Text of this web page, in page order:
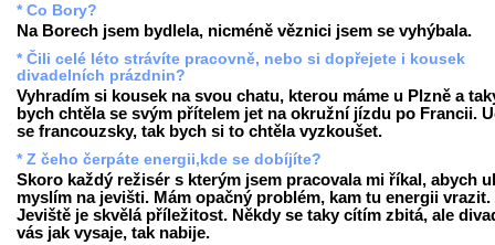
* Co Bory?
Na Borech jsem bydlela, nicméně věznici jsem se vyhýbala.
* Čili celé léto strávíte pracovně, nebo si dopřejete i kousek
divadelních prázdnin?
Vyhradím si kousek na svou chatu, kterou máme u Plzně a
bych chtěla se svým přítelem jet na okružní jízdu po Francii.
se francouzsky, tak bych si to chtěla vyzkoušet.
* Z čeho čerpáte energii,kde se dobíjíte?
Skoro každý režisér s kterým jsem pracovala mi říkal, abych
myslím na jevišti. Mám opačný problém, kam tu energii vrazit.
Jeviště je skvělá příležitost. Někdy se taky cítím zbitá, ale
vás jak vysaje, tak nabije.